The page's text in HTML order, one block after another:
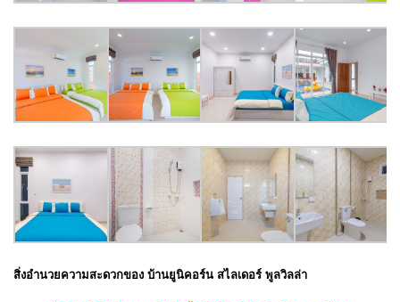
สิ่งอำนวยความสะดวกของ บ้านยูนิคอร์น สไลเดอร์ พูลวิลล่า